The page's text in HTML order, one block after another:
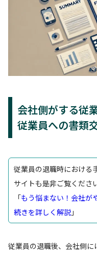
会社側がする従
従業員への書類
従業員の退職時における
サイトも是非ご覧くださ
「もう悩まない！会社が
続きを詳しく解説 」
従業員の退職後、会社側